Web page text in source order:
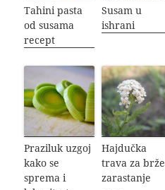
Tahini pasta
od susama
recept
Susam u
ishrani
Praziluk uzgoj
kako se
sprema i
Hajdučka
trava za brže
zarastanje